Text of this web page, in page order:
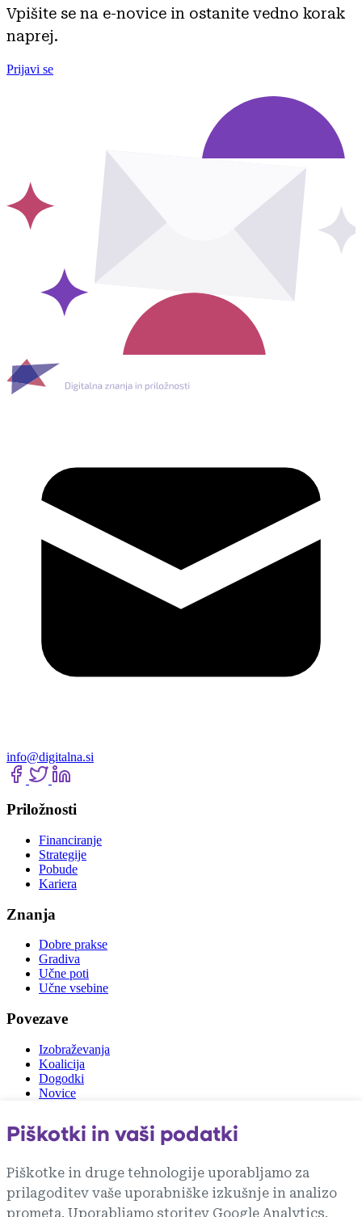
Vpišite se na e-novice in ostanite vedno korak
naprej.
Prijavi se
info@digitalna.si
Priložnosti
Financiranje
Strategije
Pobude
Kariera
Znanja
Dobre prakse
Gradiva
Učne poti
Učne vsebine
Povezave
Izobraževanja
Koalicija
Dogodki
Novice
Zunanje povezave
gzs.si
rks.si
zit.si
Piškotki in vaši podatki
Piškotke in druge tehnologije uporabljamo za
prilagoditev vaše uporabniške izkušnje in analizo
prometa. Uporabljamo storitev Google Analytics.